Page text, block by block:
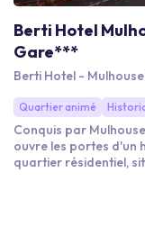
Berti Hotel
Gare***
Berti Hotel -
Quartier animé
Conquis par
ouvre les portes d'un
quartier résidentiel,
desservants tous les
vous et vous pourrez